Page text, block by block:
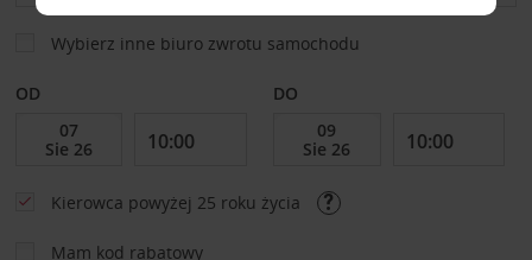
Wybierz inne biuro zwrotu samochodu
OD DO
Kierowca powyżej 25 roku życia
Mam kod rabatowy